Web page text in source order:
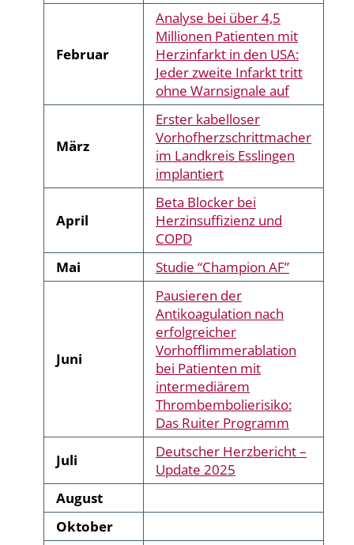
Februar
Analyse bei über 4,5
Millionen Patienten mit
Herzinfarkt in den USA:
Jeder zweite Infarkt tritt
ohne Warnsignale auf
März
Erster kabelloser
Vorhofherzschrittmacher
im Landkreis Esslingen
implantiert
April
Beta Blocker bei
Herzinsuffizienz und
COPD
Mai
Studie “Champion AF”
Juni
Pausieren der
Antikoagulation nach
erfolgreicher
Vorhofflimmerablation
bei Patienten mit
intermediärem
Thrombembolierisiko:
Das Ruiter Programm
Juli
Deutscher Herzbericht –
Update 2025
August
Oktober